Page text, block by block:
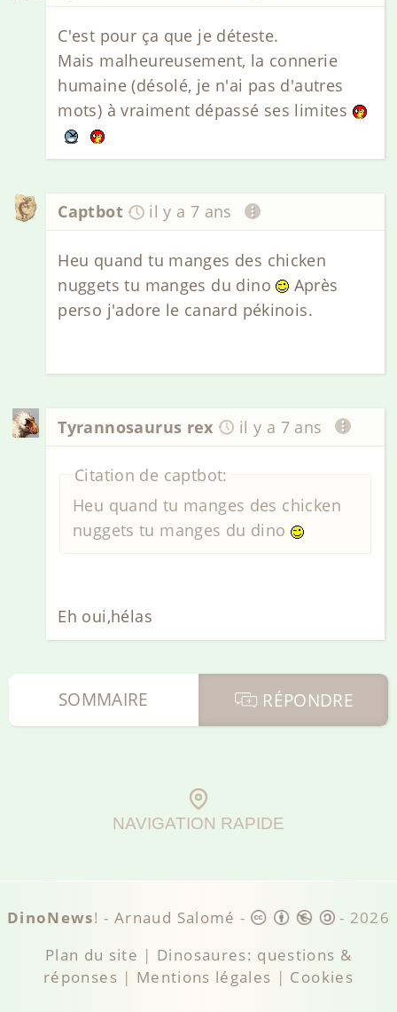
C'est pour ça que je déteste.
Mais malheureusement, la connerie
humaine (désolé, je n'ai pas d'autres
mots) à vraiment dépassé ses limites
Captbot il y a 7 ans
Heu quand tu manges des chicken
nuggets tu manges du dino
Après
perso j'adore le canard pékinois.
Tyrannosaurus rex il y a 7 ans
Citation de captbot:
Heu quand tu manges des chicken
nuggets tu manges du dino
Eh oui,hélas
RÉPONDRE
SOMMAIRE
NAVIGATION RAPIDE
DinoNews! -Arnaud Salomé - - 2026
Plan du site | Dinosaures: questions &
réponses | Mentions légales | Cookies